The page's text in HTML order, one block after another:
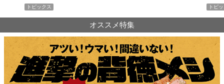
トピックス PR
オススメ特集